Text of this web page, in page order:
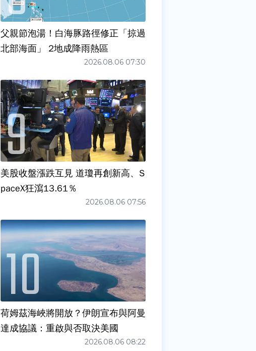
父親節泡湯！白海豚路徑修正「掠過
北部海面」 2地成降雨熱區
2026.08.06 07:30
美股收盤漲跌互見 道瓊再創新高、S
paceX狂瀉13.61％
2026.08.06 07:56
荷姆茲海峽將開放？伊朗宣布與阿曼
達成協議：重啟與否取決美國
2026.08.06 08:22